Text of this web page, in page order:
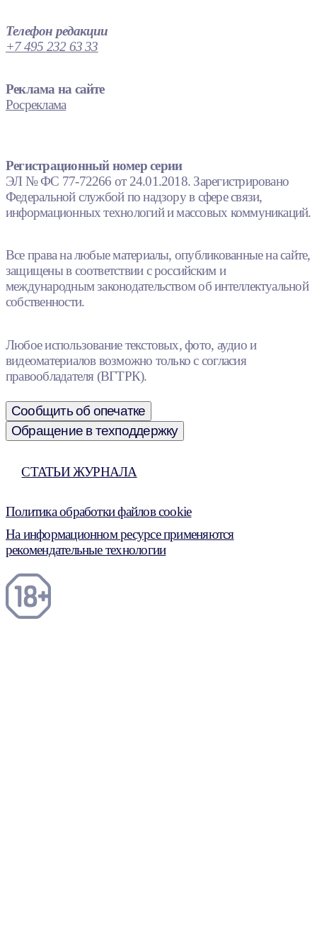
Телефон редакции
+7 495 232 63 33
Реклама на сайте
Росреклама
Регистрационный номер серии
ЭЛ № ФС 77-72266 от 24.01.2018. Зарегистрировано
Федеральной службой по надзору в сфере связи,
информационных технологий и массовых коммуникаций.
Все права на любые материалы, опубликованные на сайте,
защищены в соответствии с российским и
международным законодательством об интеллектуальной
собственности.
Любое использование текстовых, фото, аудио и
видеоматериалов возможно только с согласия
правообладателя (ВГТРК).
Сообщить об опечатке
Обращение в техподдержку
СТАТЬИ ЖУРНАЛА
Политика обработки файлов cookie
На информационном ресурсе применяются
рекомендательные технологии